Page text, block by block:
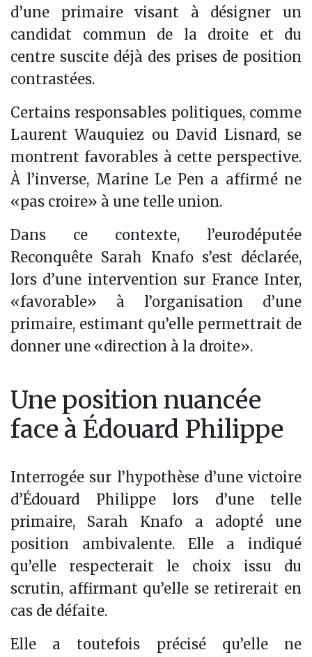
d’une primaire visant à désigner un
candidat commun de la droite et du
centre suscite déjà des prises de position
contrastées.
Certains responsables politiques, comme
Laurent Wauquiez ou David Lisnard, se
montrent favorables à cette perspective.
À l’inverse, Marine Le Pen a affirmé ne
«pas croire» à une telle union.
Dans ce contexte, l’eurodéputée
Reconquête Sarah Knafo s’est déclarée,
lors d’une intervention sur France Inter,
«favorable» à l’organisation d’une
primaire, estimant qu’elle permettrait de
donner une «direction à la droite».
Une position nuancée
face à Édouard Philippe
Interrogée sur l’hypothèse d’une victoire
d’Édouard Philippe lors d’une telle
primaire, Sarah Knafo a adopté une
position ambivalente. Elle a indiqué
qu’elle respecterait le choix issu du
scrutin, affirmant qu’elle se retirerait en
cas de défaite.
Elle a toutefois précisé qu’elle ne